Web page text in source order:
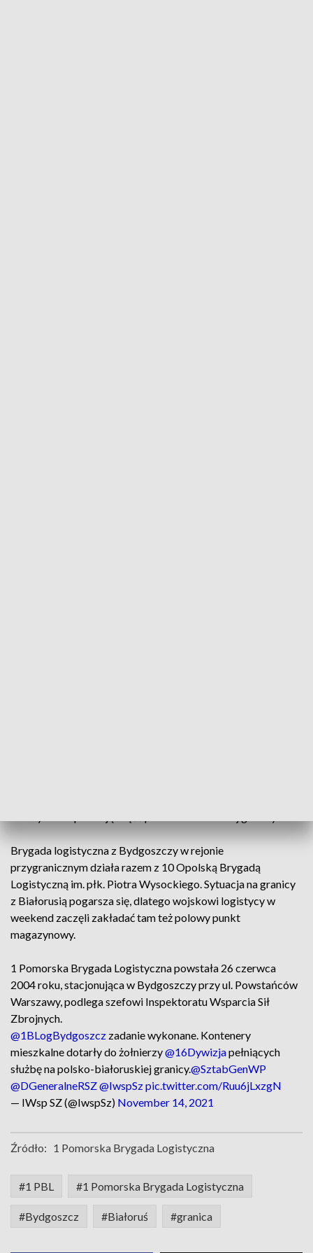
Brygada logistyczna z Bydgoszczy w rejonie
przygranicznym działa razem z 10 Opolską Brygadą
Logistyczną im. płk. Piotra Wysockiego. Sytuacja na granicy
z Białorusią pogarsza się, dlatego wojskowi logistycy w
weekend zaczęli zakładać tam też polowy punkt
magazynowy.
1 Pomorska Brygada Logistyczna powstała 26 czerwca
2004 roku, stacjonująca w Bydgoszczy przy ul. Powstańców
Warszawy, podlega szefowi Inspektoratu Wsparcia Sił
Zbrojnych.
@1BLogBydgoszcz zadanie wykonane. Kontenery
mieszkalne dotarły do żołnierzy@16Dywizjapełniących
służbę na polsko-białoruskiej granicy.@SztabGenWP
@DGeneralneRSZ@IwspSzpic.twitter.com/Ruu6jLxzgN
— IWsp SZ (@IwspSz) November 14, 2021
Źródło: 1 Pomorska Brygada Logistyczna
#1 PBL #1 Pomorska Brygada Logistyczna
#Bydgoszcz #Białoruś #granica